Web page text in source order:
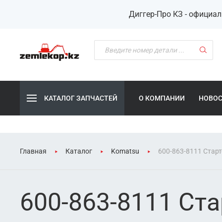
Диггер-Про КЗ -
КАТАЛОГ ЗАПЧАСТЕЙ О КОМПАНИИ
Главная Каталог Komatsu 600-863-8111
600-863-8111